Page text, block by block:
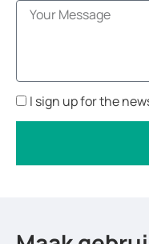
I sign up for the